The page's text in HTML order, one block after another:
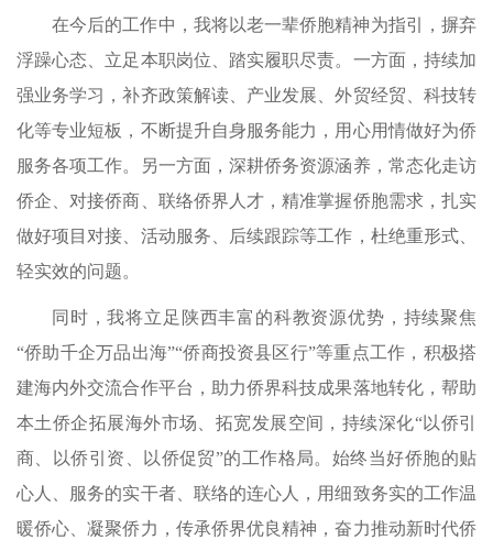
在今后的工作中，我将以老一辈侨胞精神为指引，摒弃
浮躁心态、立足本职岗位、踏实履职尽责。一方面，持续加
强业务学习，补齐政策解读、产业发展、外贸经贸、科技转
化等专业短板，不断提升自身服务能力，用心用情做好为侨
服务各项工作。另一方面，深耕侨务资源涵养，常态化走访
侨企、对接侨商、联络侨界人才，精准掌握侨胞需求，扎实
做好项目对接、活动服务、后续跟踪等工作，杜绝重形式、
轻实效的问题。
同时，我将立足陕西丰富的科教资源优势，持续聚焦
“侨助千企万品出海”“侨商投资县区行”等重点工作，积极搭
建海内外交流合作平台，助力侨界科技成果落地转化，帮助
本土侨企拓展海外市场、拓宽发展空间，持续深化“以侨引
商、以侨引资、以侨促贸”的工作格局。始终当好侨胞的贴
心人、服务的实干者、联络的连心人，用细致务实的工作温
暖侨心、凝聚侨力，传承侨界优良精神，奋力推动新时代侨